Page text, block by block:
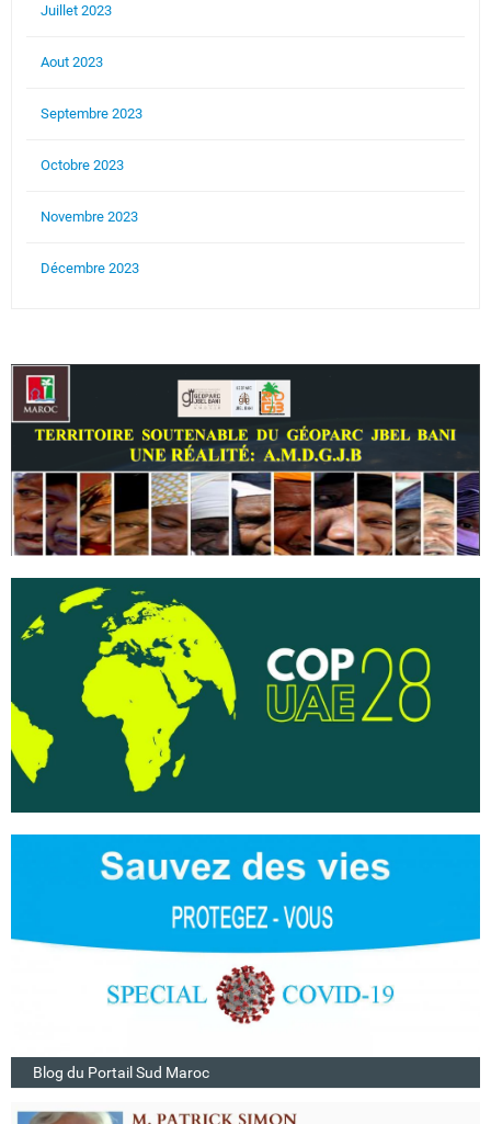
Juillet 2023
Aout 2023
Septembre 2023
Octobre 2023
Novembre 2023
Décembre 2023
Blog du Portail Sud Maroc